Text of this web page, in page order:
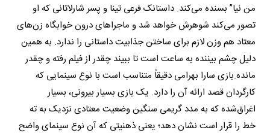
من نیا” بسنده می‌کند. داستانک فرعی تینا و پسر شارلاتانی که او
تصور می‌کند شوهرش خواهد شد و ماجراهای درون خوابگاه زن‌های
معتاد هم وزن لازم برای ساختن جذابیت داستانی را ندارد. به همین
دلیل چشم بیننده به ساعت است تا ببیند چقدر از فیلم رفته و چقدر
مانده.بازی سارا بهرامی دقیقاً متناسب است با نوع سینمایی که
کارگردان قصد ارائه آن را دارد. یک بازی بسیار بیرونی، بسیار
اغراق‌شده که به مدد گریمی سنگین وضعیت معتادی نزدیک به ته
خط را قرار است نشان دهد؛ یعنی ذهنیتی که آن نوع سینمای واضح